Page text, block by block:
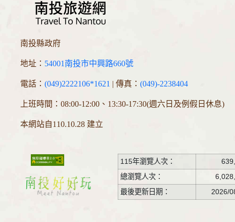
南投縣政府
地址： 54001南投市中興路660號
電話： (049)2222106*1621 | 傳真： (049)-2238404
上班時間：08:00-12:00、13:30-17:30(週六日及例假日休息)
本網站自110.10.28 建立
115年瀏覽人次：
總瀏覽人次：
最後更新日期：
2026/